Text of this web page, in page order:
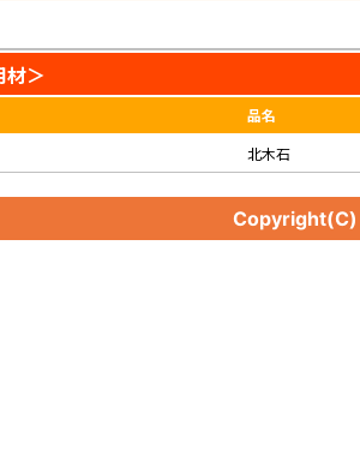
材＞
品名
北木石